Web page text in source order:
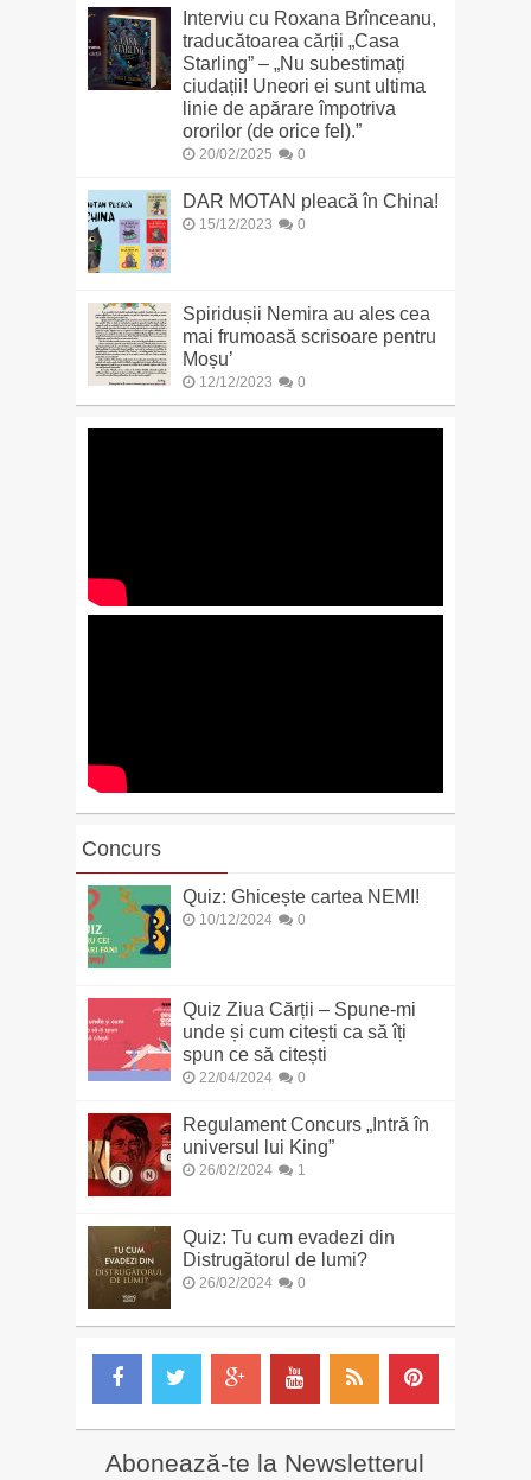
Interviu cu Roxana Brînceanu,
traducătoarea cărții „Casa
Starling” – „Nu subestimați
ciudații! Uneori ei sunt ultima
linie de apărare împotriva
ororilor (de orice fel).”
20/02/2025 0
DAR MOTAN pleacă în China!
15/12/2023 0
Spiridușii Nemira au ales cea
mai frumoasă scrisoare pentru
Moșu’
12/12/2023 0
Concurs
Quiz: Ghicește cartea NEMI!
10/12/2024 0
Quiz Ziua Cărții – Spune-mi
unde și cum citești ca să îți
spun ce să citești
22/04/2024 0
Regulament Concurs „Intră în
universul lui King”
26/02/2024 1
Quiz: Tu cum evadezi din
Distrugătorul de lumi?
26/02/2024 0
Abonează-te la Newsletterul